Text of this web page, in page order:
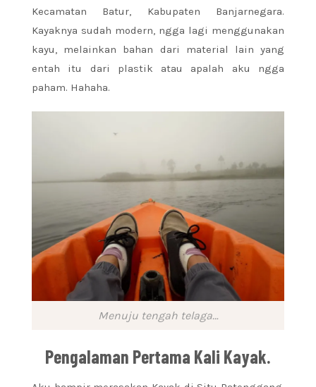
Kecamatan Batur, Kabupaten Banjarnegara.
Kayaknya sudah modern, ngga lagi menggunakan
kayu, melainkan bahan dari material lain yang
entah itu dari plastik atau apalah aku ngga
paham. Hahaha.
Menuju tengah telaga…
Pengalaman Pertama Kali Kayak.